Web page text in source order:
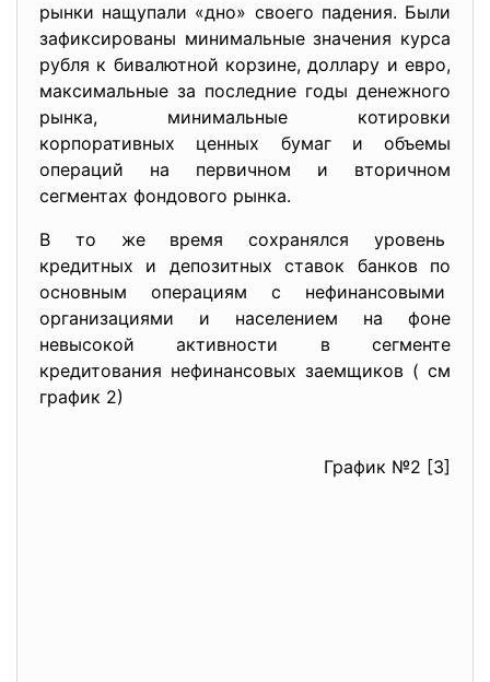
рынки нащупали «дно» своего падения. Были
зафиксированы минимальные значения курса
рубля к бивалютной корзине, доллару и евро,
максимальные за последние годы денежного
рынка, минимальные котировки
корпоративных ценных бумаг и объемы
операций на первичном и вторичном
сегментах фондового рынка.
В то же время сохранялся уровень
кредитных и депозитных ставок банков по
основным операциям с нефинансовыми
организациями и населением на фоне
невысокой активности в сегменте
кредитования нефинансовых заемщиков ( см
график 2)
График №2 [3]